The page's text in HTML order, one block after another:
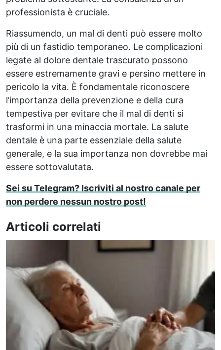
professionista è cruciale.
Riassumendo, un mal di denti può essere molto
più di un fastidio temporaneo. Le complicazioni
legate al dolore dentale trascurato possono
essere estremamente gravi e persino mettere in
pericolo la vita. È fondamentale riconoscere
l’importanza della prevenzione e della cura
tempestiva per evitare che il mal di denti si
trasformi in una minaccia mortale. La salute
dentale è una parte essenziale della salute
generale, e la sua importanza non dovrebbe mai
essere sottovalutata.
Sei su Telegram? Iscriviti al nostro canale per
non perdere nessun nostro post!
Articoli correlati